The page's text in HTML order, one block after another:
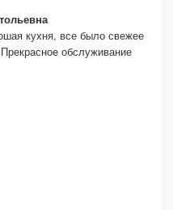
кухня, все было свежее
обслуживание